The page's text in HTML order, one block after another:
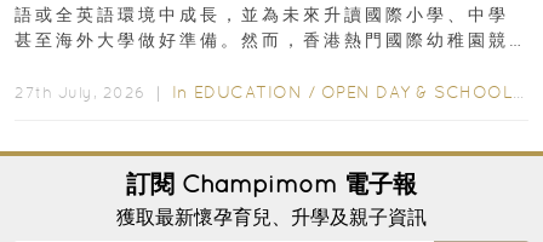
語或全英語環境中成長，並為未來升讀國際小學、中學
甚至海外大學做好準備。然而，香港熱門國際幼稚園競
27th July, 2026 ｜ In EDUCATION / OPEN DAY & SCHOOL EVENTS
訂閱 Champimom 電子報
獲取最新懷孕育兒、升學及親子資訊